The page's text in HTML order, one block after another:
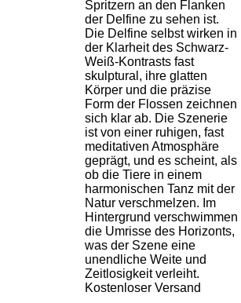
Spritzern an den Flanken
der Delfine zu sehen ist.
Die Delfine selbst wirken in
der Klarheit des Schwarz-
Weiß-Kontrasts fast
skulptural, ihre glatten
Körper und die präzise
Form der Flossen zeichnen
sich klar ab. Die Szenerie
ist von einer ruhigen, fast
meditativen Atmosphäre
geprägt, und es scheint, als
ob die Tiere in einem
harmonischen Tanz mit der
Natur verschmelzen. Im
Hintergrund verschwimmen
die Umrisse des Horizonts,
was der Szene eine
unendliche Weite und
Zeitlosigkeit verleiht.
Kostenloser Versand